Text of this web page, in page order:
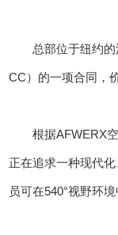
总部位于纽约
CC）的一项合同，
根据AFWERX
正在追求一种现代
员可在540°视野环